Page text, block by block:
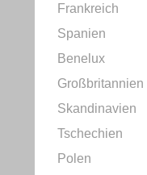
Frankreich
Spanien
Benelux
Großbritannien
Skandinavien
Tschechien
Polen